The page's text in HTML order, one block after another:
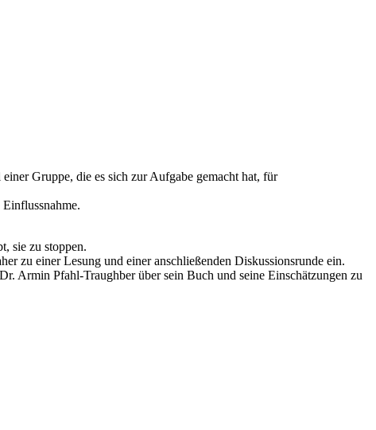
Gruppe, die es sich zur Aufgabe gemacht hat, für
sie zu stoppen.
zu einer Lesung und einer anschließenden Diskussionsrunde ein.
Armin Pfahl-Traughber über sein Buch und seine Einschätzungen zu